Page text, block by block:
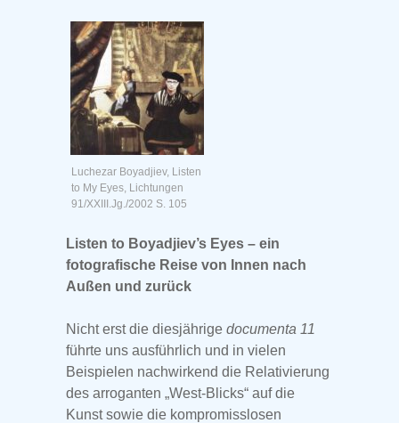
Luchezar Boyadjiev, Listen
to My Eyes, Lichtungen
91/XXIII.Jg./2002 S. 105
Listen to Boyadjiev’s Eyes – ein
fotografische Reise von Innen nach
Außen und zurück
Nicht erst die diesjährige documenta 11
führte uns ausführlich und in vielen
Beispielen nachwirkend die Relativierung
des arroganten „West-Blicks“ auf die
Kunst sowie die kompromisslosen